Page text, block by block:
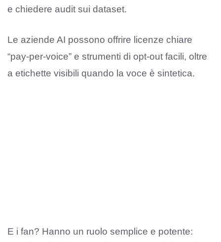
e chiedere audit sui dataset.
Le aziende AI possono offrire licenze chiare
“pay-per-voice” e strumenti di opt-out facili, oltre
a etichette visibili quando la voce è sintetica.
E i fan? Hanno un ruolo semplice e potente: